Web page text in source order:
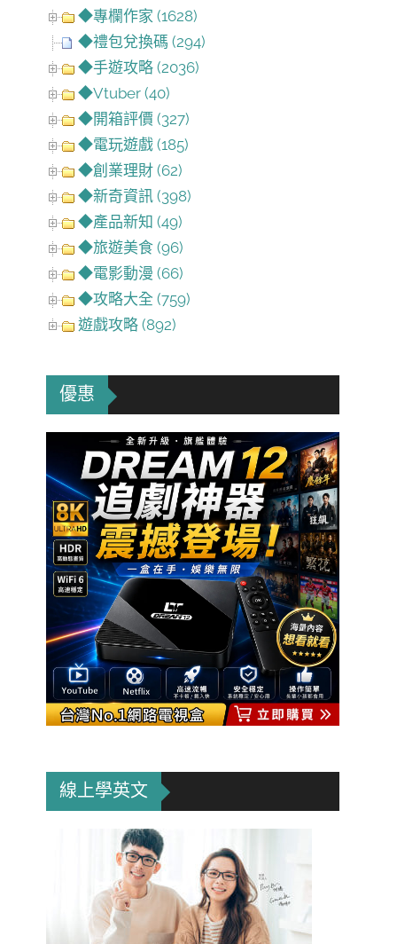
◆專欄作家 (1628)
◆禮包兌換碼 (294)
◆手遊攻略 (2036)
◆Vtuber (40)
◆開箱評價 (327)
◆電玩遊戲 (185)
◆創業理財 (62)
◆新奇資訊 (398)
◆產品新知 (49)
◆旅遊美食 (96)
◆電影動漫 (66)
◆攻略大全 (759)
遊戲攻略 (892)
優惠
線上學英文